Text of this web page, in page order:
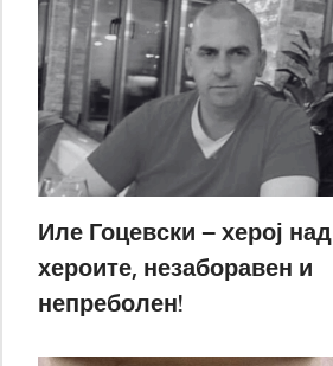
Иле Гоцевски – херој над
хероите, незаборавен и
непреболен!